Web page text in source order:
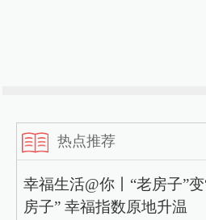
热点推荐
幸福生活@你丨“老房子”
房子” 幸福指数原地升温